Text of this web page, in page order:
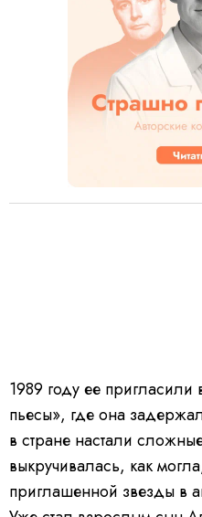
1989 году ее
пьесы», где она
в стране настали
выкручивалась, как
приглашенной звезды в